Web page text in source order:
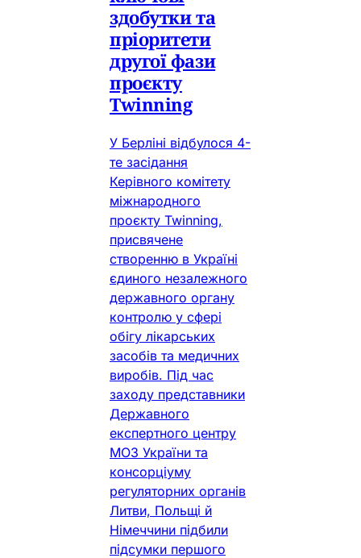
здобутки та
пріоритети
другої фази
проєкту
Twinning
У Берліні відбулося 4-
те засідання
Керівного комітету
міжнародного
проєкту Twinning,
присвячене
створенню в Україні
єдиного незалежного
державного органу
контролю у сфері
обігу лікарських
засобів та медичних
виробів. Під час
заходу представники
Державного
експертного центру
МОЗ України та
консорціуму
регуляторних органів
Литви, Польщі й
Німеччини підбили
підсумки першого